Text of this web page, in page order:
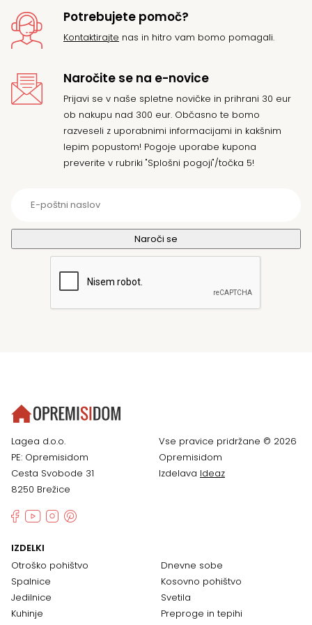
Potrebujete pomoč?
Kontaktirajte nas in hitro vam bomo pomagali.
Naročite se na e-novice
Prijavi se v naše spletne novičke in prihrani 30 eur
ob nakupu nad 300 eur. Občasno te bomo
razveseli z uporabnimi informacijami in kakšnim
lepim popustom! Pogoje uporabe kupona
preverite v rubriki "Splošni pogoji"/točka 5!
Lagea d.o.o.
PE: Opremisidom
Cesta Svobode 31
8250 Brežice
Vse pravice pridržane © 2026
Opremisidom
Izdelava Ideaz
IZDELKI
Otroško pohištvo
Spalnice
Jedilnice
Kuhinje
Dnevne sobe
Kosovno pohištvo
Svetila
Preproge in tepihi